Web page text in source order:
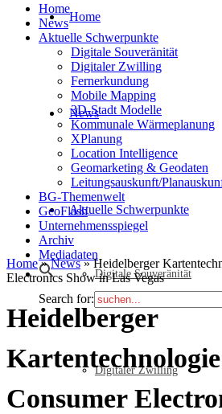
Home
News
Aktuelle Schwerpunkte
Digitale Souveränität
Digitaler Zwilling
Home
News
Aktuelle Schwerpunkte
Digitale Souveränität
Digitaler Zwilling
Fernerkundung
Mobile Mapping
3D-Stadt Modelle
Kommunale Wärmeplanung
XPlanung
Location Intelligence
Geomarketing & Geodaten
Leitungsauskunft/
BG-Themenwelt
GeoFlash
Unternehmensspiegel
Archiv
Mediadaten
Search for:
Home»News»Heidelberger
Electronics Show in Las Vegas
Heidelberger
Consumer